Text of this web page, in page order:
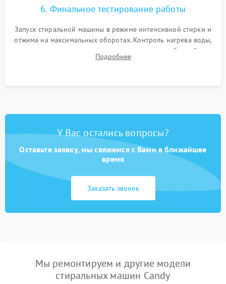
6. Финальное тестирование работы
Запуск стиральной машины в режиме интенсивной стирки и
отжима на максимальных оборотах. Контроль нагрева воды,
корректности слива, отсутствия излишних вибраций,
посторонних стуков и протечек под корпусом.
Подробнее
У Вас остались вопросы?
Оставьте заявку, мы свяжемся с Вами в ближайшее
время
Заказать звонок
Мы ремонтируем и другие модели
стиральных машин Candy